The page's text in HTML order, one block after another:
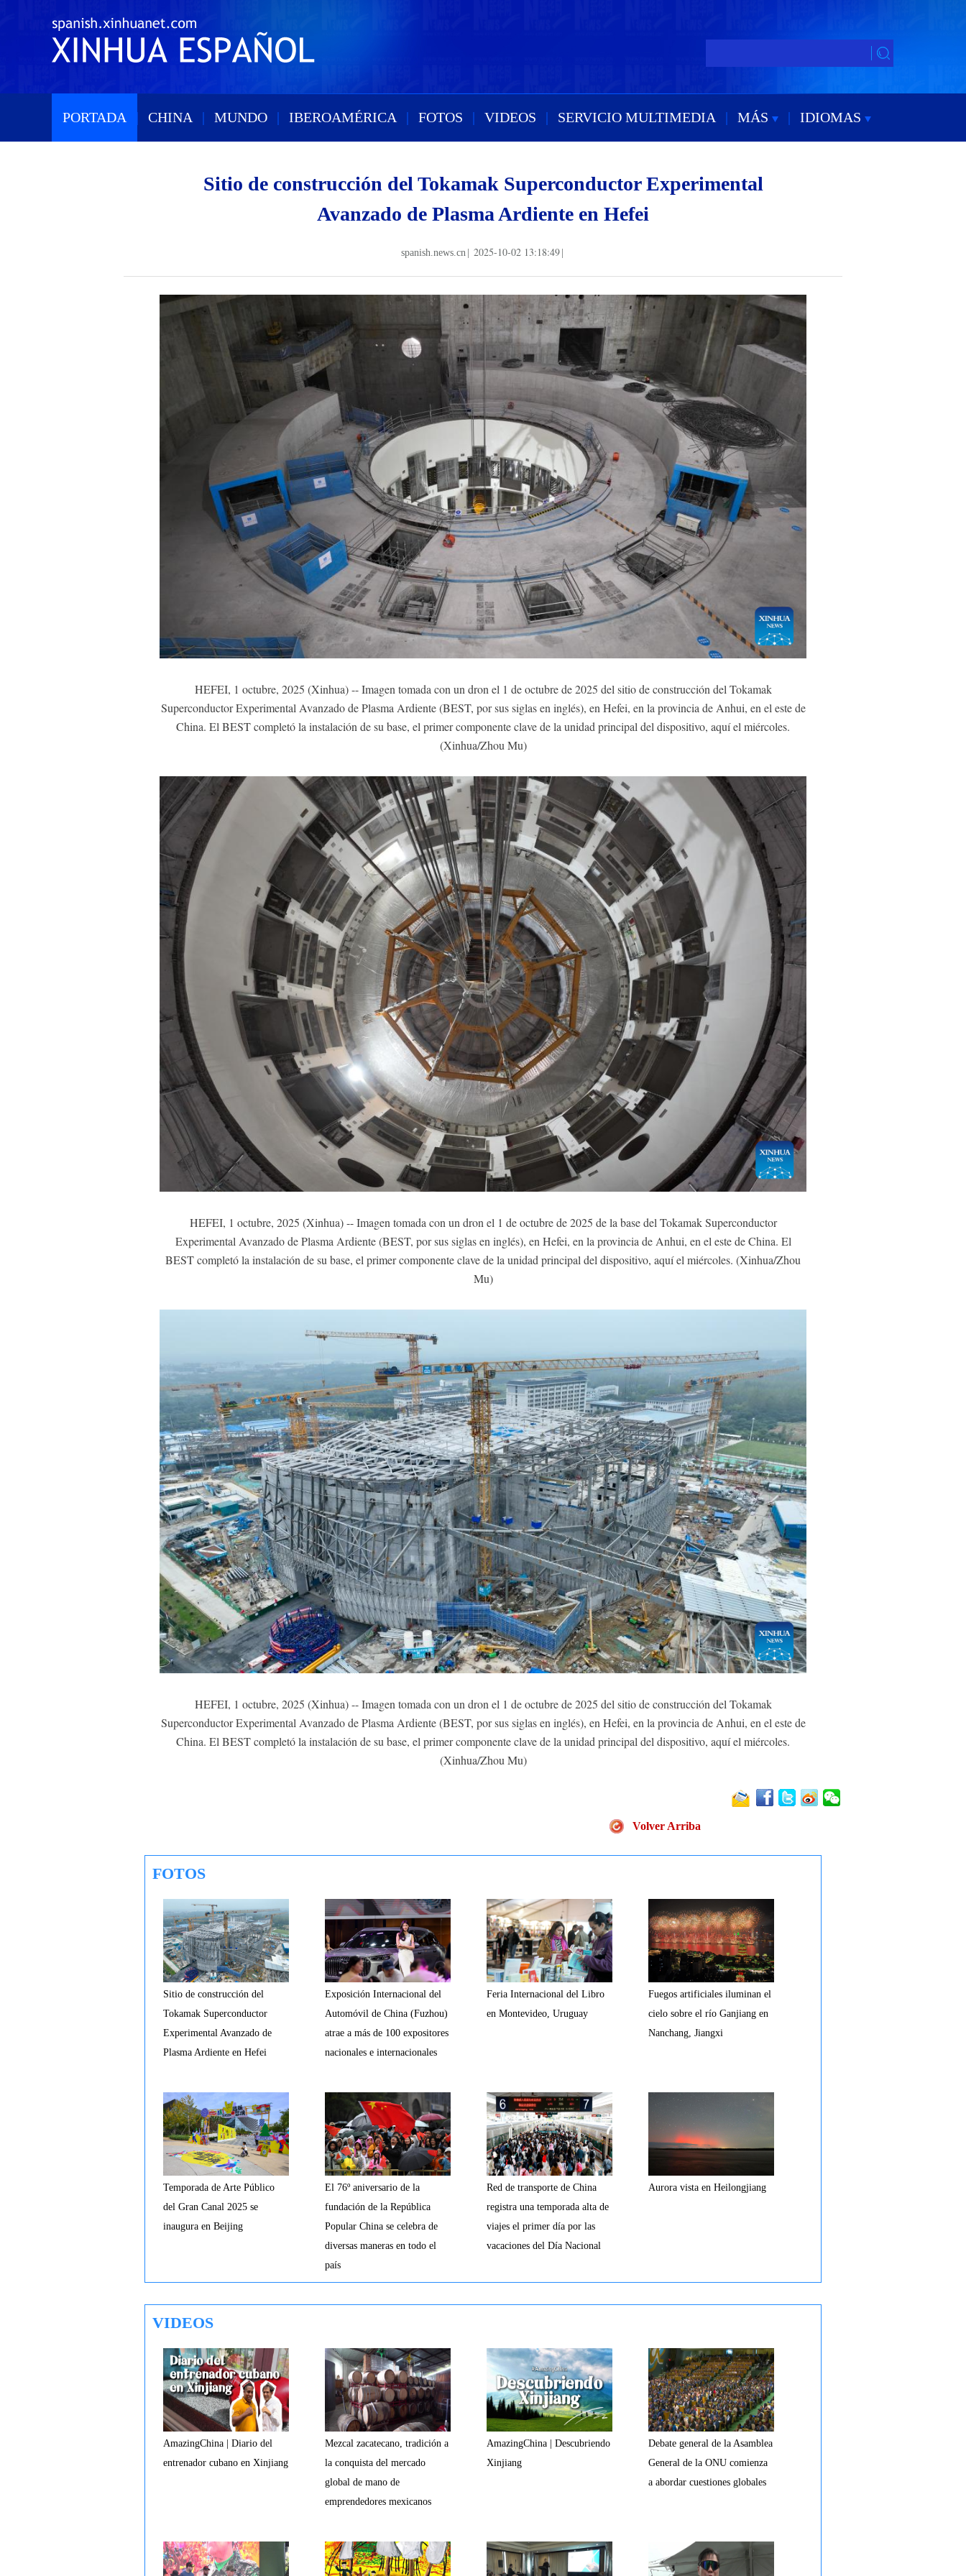
PORTADA | CHINA | MUNDO | IBEROAMÉRICA | FOTOS | VIDEOS | SERVICIO MULTIMEDIA | MÁS | IDIOMAS
Sitio de construcción del Tokamak Superconductor Experimental
Avanzado de Plasma Ardiente en Hefei
spanish.news.cn 2025-10-02 13:18:49
HEFEI, 1 octubre, 2025 (Xinhua) -- Imagen tomada con un dron el 1 de octubre de 2025 del sitio de construcción del Tokamak
Superconductor Experimental Avanzado de Plasma Ardiente (BEST, por sus siglas en inglés), en Hefei, en la provincia de Anhui, en el este de
China. El BEST completó la instalación de su base, el primer componente clave de la unidad principal del dispositivo, aquí el miércoles.
(Xinhua/Zhou Mu)
HEFEI, 1 octubre, 2025 (Xinhua) -- Imagen tomada con un dron el 1 de octubre de 2025 de la base del Tokamak Superconductor
Experimental Avanzado de Plasma Ardiente (BEST, por sus siglas en inglés), en Hefei, en la provincia de Anhui, en el este de China. El
BEST completó la instalación de su base, el primer componente clave de la unidad principal del dispositivo, aquí el miércoles. (Xinhua/Zhou
Mu)
HEFEI, 1 octubre, 2025 (Xinhua) -- Imagen tomada con un dron el 1 de octubre de 2025 del sitio de construcción del Tokamak
Superconductor Experimental Avanzado de Plasma Ardiente (BEST, por sus siglas en inglés), en Hefei, en la provincia de Anhui, en el este de
China. El BEST completó la instalación de su base, el primer componente clave de la unidad principal del dispositivo, aquí el miércoles.
(Xinhua/Zhou Mu)
Volver Arriba
FOTOS
Sitio de construcción del
Tokamak Superconductor
Experimental Avanzado de
Plasma Ardiente en Hefei
Exposición Internacional del
Automóvil de China (Fuzhou)
atrae a más de 100 expositores
nacionales e internacionales
Feria Internacional del Libro
en Montevideo, Uruguay
Fuegos artificiales iluminan el
cielo sobre el río Ganjiang en
Nanchang, Jiangxi
Temporada de Arte Público
del Gran Canal 2025 se
inaugura en Beijing
El 76º aniversario de la
fundación de la República
Popular China se celebra de
diversas maneras en todo el
país
Red de transporte de China
registra una temporada alta de
viajes el primer día por las
vacaciones del Día Nacional
Aurora vista en Heilongjiang
VIDEOS
AmazingChina | Diario del
entrenador cubano en Xinjiang
Mezcal zacatecano, tradición a
la conquista del mercado
global de mano de
emprendedores mexicanos
AmazingChina | Descubriendo
Xinjiang
Debate general de la Asamblea
General de la ONU comienza
a abordar cuestiones globales